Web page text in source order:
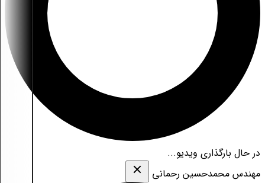
در حال بارگذاری ویدیو...
مهندس محمدحسین رحمانی